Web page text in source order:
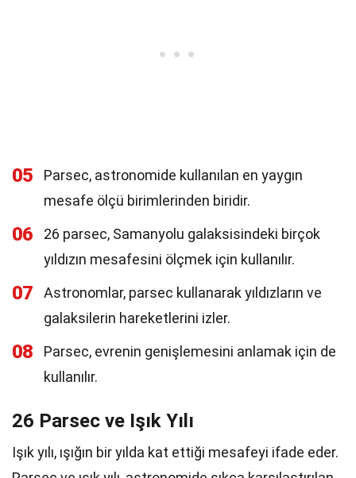
05
Parsec, astronomide kullanılan en yaygın
mesafe ölçü birimlerinden biridir.
06
26 parsec, Samanyolu galaksisindeki birçok
yıldızın mesafesini ölçmek için kullanılır.
07
Astronomlar, parsec kullanarak yıldızların ve
galaksilerin hareketlerini izler.
08
Parsec, evrenin genişlemesini anlamak için de
kullanılır.
26 Parsec ve Işık Yılı
Işık yılı, ışığın bir yılda kat ettiği mesafeyi ifade eder.